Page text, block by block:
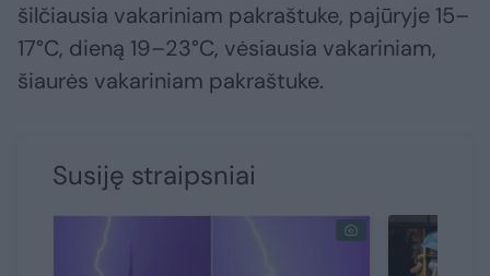
šilčiausia vakariniam pakraštuke, pajūryje 15–
17°C, dieną 19–23°C, vėsiausia vakariniam,
šiaurės vakariniam pakraštuke.
Susiję straipsniai